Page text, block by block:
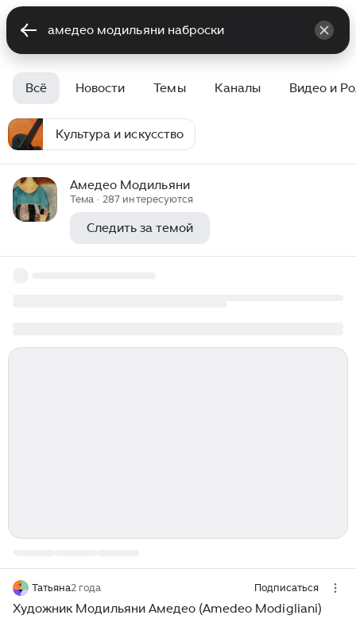
Всё Новости Темы Каналы Видео и
Культура и искусство
Амедео Модильяни
Тема · 287 интересуются
Следить за темой
Татьяна2 года Подписаться
Художник Модильяни Амедео (Amedeo Modigliani)